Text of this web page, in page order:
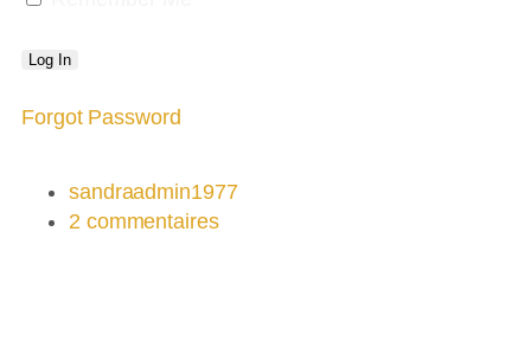
Forgot Password
sandraadmin1977
2 commentaires